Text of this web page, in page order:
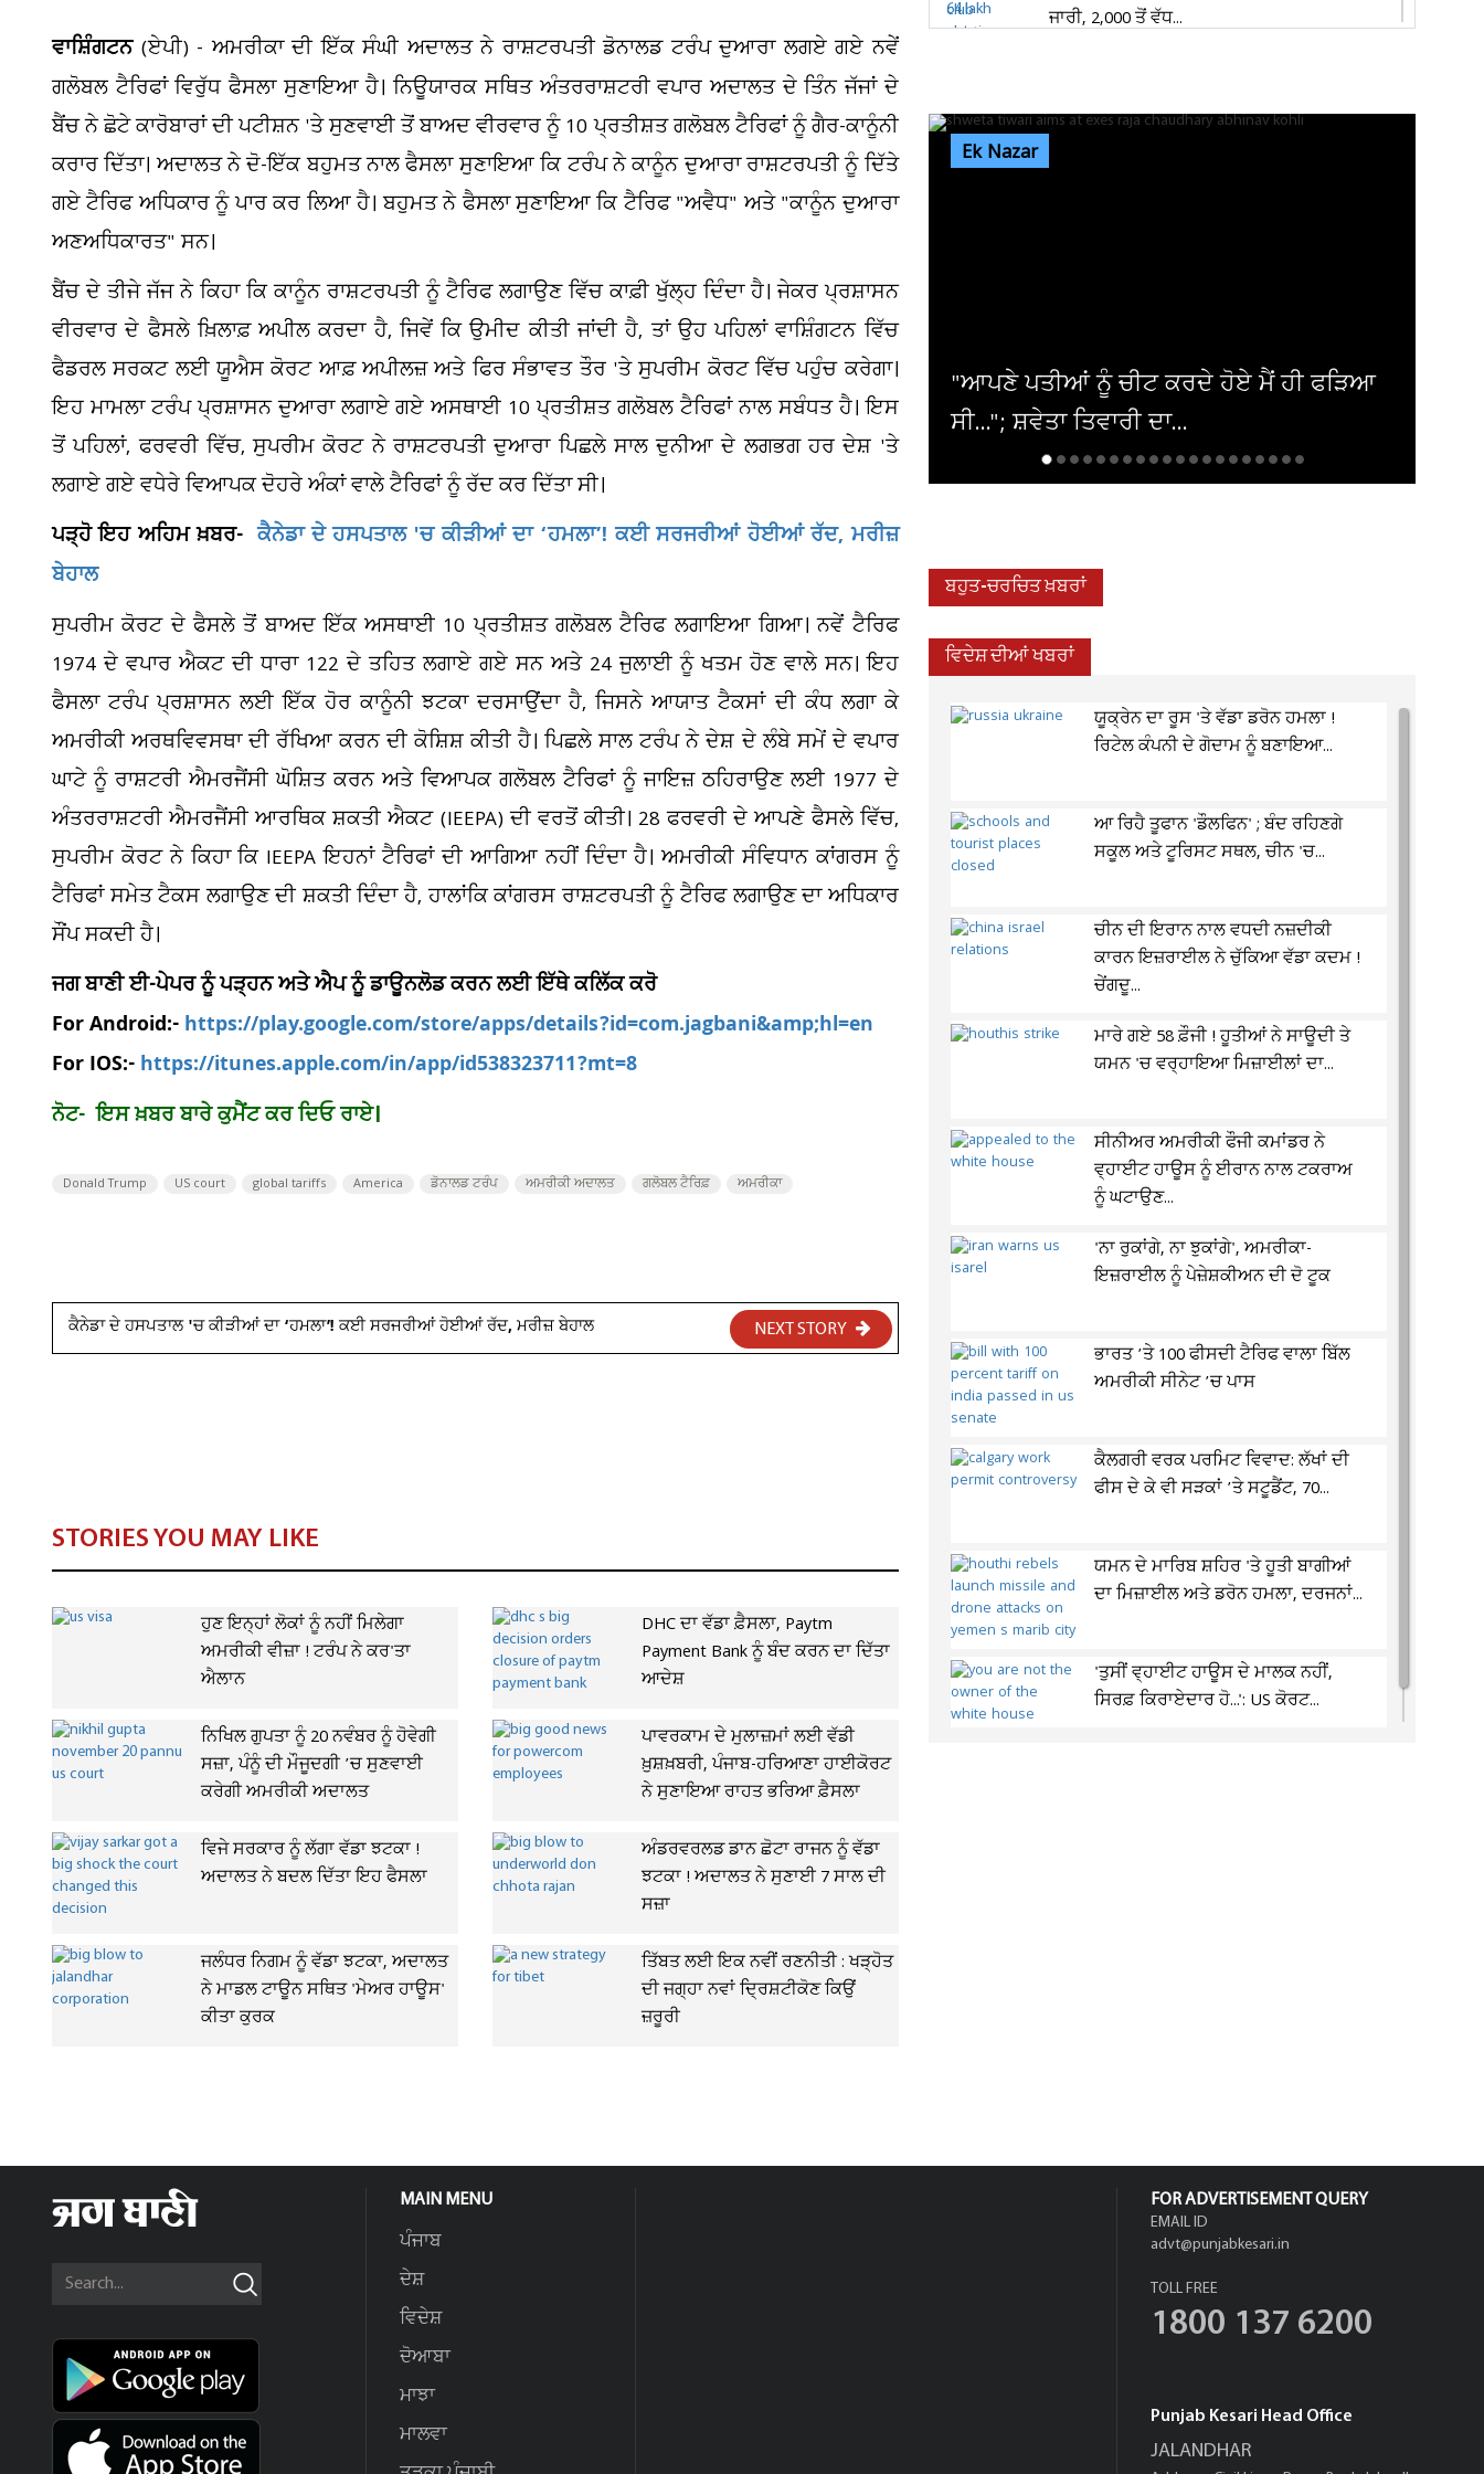
ਵਾਸ਼ਿੰਗਟਨ(ਏਪੀ) - ਅਮਰੀਕਾ ਦੀ ਇੱਕ ਸੰਘੀ ਅਦਾਲਤ ਨੇ ਰਾਸ਼ਟਰਪਤੀ ਡੋਨਾਲਡ ਟਰੰਪ ਦੁਆਰਾ ਲਗਏ ਗਏ ਨਵੇਂ
ਗਲੋਬਲ ਟੈਰਿਫਾਂ ਵਿਰੁੱਧ ਫੈਸਲਾ ਸੁਣਾਇਆ ਹੈ। ਨਿਊਯਾਰਕ ਸਥਿਤ ਅੰਤਰਰਾਸ਼ਟਰੀ ਵਪਾਰ ਅਦਾਲਤ ਦੇ ਤਿੰਨ ਜੱਜਾਂ ਦੇ
ਬੈਂਚ ਨੇ ਛੋਟੇ ਕਾਰੋਬਾਰਾਂ ਦੀ ਪਟੀਸ਼ਨ 'ਤੇ ਸੁਣਵਾਈ ਤੋਂ ਬਾਅਦ ਵੀਰਵਾਰ ਨੂੰ 10 ਪ੍ਰਤੀਸ਼ਤ ਗਲੋਬਲ ਟੈਰਿਫਾਂ ਨੂੰ ਗੈਰ-ਕਾਨੂੰਨੀ
ਕਰਾਰ ਦਿੱਤਾ। ਅਦਾਲਤ ਨੇ ਦੋ-ਇੱਕ ਬਹੁਮਤ ਨਾਲ ਫੈਸਲਾ ਸੁਣਾਇਆ ਕਿ ਟਰੰਪ ਨੇ ਕਾਨੂੰਨ ਦੁਆਰਾ ਰਾਸ਼ਟਰਪਤੀ ਨੂੰ ਦਿੱਤੇ
ਗਏ ਟੈਰਿਫ ਅਧਿਕਾਰ ਨੂੰ ਪਾਰ ਕਰ ਲਿਆ ਹੈ। ਬਹੁਮਤ ਨੇ ਫੈਸਲਾ ਸੁਣਾਇਆ ਕਿ ਟੈਰਿਫ "ਅਵੈਧ" ਅਤੇ "ਕਾਨੂੰਨ ਦੁਆਰਾ
ਅਣਅਧਿਕਾਰਤ" ਸਨ।
ਬੈਂਚ ਦੇ ਤੀਜੇ ਜੱਜ ਨੇ ਕਿਹਾ ਕਿ ਕਾਨੂੰਨ ਰਾਸ਼ਟਰਪਤੀ ਨੂੰ ਟੈਰਿਫ ਲਗਾਉਣ ਵਿੱਚ ਕਾਫ਼ੀ ਖੁੱਲ੍ਹ ਦਿੰਦਾ ਹੈ। ਜੇਕਰ ਪ੍ਰਸ਼ਾਸਨ
ਵੀਰਵਾਰ ਦੇ ਫੈਸਲੇ ਖ਼ਿਲਾਫ਼ ਅਪੀਲ ਕਰਦਾ ਹੈ, ਜਿਵੇਂ ਕਿ ਉਮੀਦ ਕੀਤੀ ਜਾਂਦੀ ਹੈ, ਤਾਂ ਉਹ ਪਹਿਲਾਂ ਵਾਸ਼ਿੰਗਟਨ ਵਿੱਚ
ਫੈਡਰਲ ਸਰਕਟ ਲਈ ਯੂਐਸ ਕੋਰਟ ਆਫ਼ ਅਪੀਲਜ਼ ਅਤੇ ਫਿਰ ਸੰਭਾਵਤ ਤੌਰ 'ਤੇ ਸੁਪਰੀਮ ਕੋਰਟ ਵਿੱਚ ਪਹੁੰਚ ਕਰੇਗਾ।
ਇਹ ਮਾਮਲਾ ਟਰੰਪ ਪ੍ਰਸ਼ਾਸਨ ਦੁਆਰਾ ਲਗਾਏ ਗਏ ਅਸਥਾਈ 10 ਪ੍ਰਤੀਸ਼ਤ ਗਲੋਬਲ ਟੈਰਿਫਾਂ ਨਾਲ ਸਬੰਧਤ ਹੈ। ਇਸ
ਤੋਂ ਪਹਿਲਾਂ, ਫਰਵਰੀ ਵਿੱਚ, ਸੁਪਰੀਮ ਕੋਰਟ ਨੇ ਰਾਸ਼ਟਰਪਤੀ ਦੁਆਰਾ ਪਿਛਲੇ ਸਾਲ ਦੁਨੀਆ ਦੇ ਲਗਭਗ ਹਰ ਦੇਸ਼ 'ਤੇ
ਲਗਾਏ ਗਏ ਵਧੇਰੇ ਵਿਆਪਕ ਦੋਹਰੇ ਅੰਕਾਂ ਵਾਲੇ ਟੈਰਿਫਾਂ ਨੂੰ ਰੱਦ ਕਰ ਦਿੱਤਾ ਸੀ।
ਪੜ੍ਹੋ ਇਹ ਅਹਿਮ ਖ਼ਬਰ- ਕੈਨੇਡਾ ਦੇ ਹਸਪਤਾਲ 'ਚ ਕੀੜੀਆਂ ਦਾ ‘ਹਮਲਾ’! ਕਈ ਸਰਜਰੀਆਂ ਹੋਈਆਂ ਰੱਦ, ਮਰੀਜ਼
ਬੇਹਾਲ
ਸੁਪਰੀਮ ਕੋਰਟ ਦੇ ਫੈਸਲੇ ਤੋਂ ਬਾਅਦ ਇੱਕ ਅਸਥਾਈ 10 ਪ੍ਰਤੀਸ਼ਤ ਗਲੋਬਲ ਟੈਰਿਫ ਲਗਾਇਆ ਗਿਆ। ਨਵੇਂ ਟੈਰਿਫ
1974 ਦੇ ਵਪਾਰ ਐਕਟ ਦੀ ਧਾਰਾ 122 ਦੇ ਤਹਿਤ ਲਗਾਏ ਗਏ ਸਨ ਅਤੇ 24 ਜੁਲਾਈ ਨੂੰ ਖਤਮ ਹੋਣ ਵਾਲੇ ਸਨ। ਇਹ
ਫੈਸਲਾ ਟਰੰਪ ਪ੍ਰਸ਼ਾਸਨ ਲਈ ਇੱਕ ਹੋਰ ਕਾਨੂੰਨੀ ਝਟਕਾ ਦਰਸਾਉਂਦਾ ਹੈ, ਜਿਸਨੇ ਆਯਾਤ ਟੈਕਸਾਂ ਦੀ ਕੰਧ ਲਗਾ ਕੇ
ਅਮਰੀਕੀ ਅਰਥਵਿਵਸਥਾ ਦੀ ਰੱਖਿਆ ਕਰਨ ਦੀ ਕੋਸ਼ਿਸ਼ ਕੀਤੀ ਹੈ। ਪਿਛਲੇ ਸਾਲ ਟਰੰਪ ਨੇ ਦੇਸ਼ ਦੇ ਲੰਬੇ ਸਮੇਂ ਦੇ ਵਪਾਰ
ਘਾਟੇ ਨੂੰ ਰਾਸ਼ਟਰੀ ਐਮਰਜੈਂਸੀ ਘੋਸ਼ਿਤ ਕਰਨ ਅਤੇ ਵਿਆਪਕ ਗਲੋਬਲ ਟੈਰਿਫਾਂ ਨੂੰ ਜਾਇਜ਼ ਠਹਿਰਾਉਣ ਲਈ 1977 ਦੇ
ਅੰਤਰਰਾਸ਼ਟਰੀ ਐਮਰਜੈਂਸੀ ਆਰਥਿਕ ਸ਼ਕਤੀ ਐਕਟ (IEEPA) ਦੀ ਵਰਤੋਂ ਕੀਤੀ। 28 ਫਰਵਰੀ ਦੇ ਆਪਣੇ ਫੈਸਲੇ ਵਿੱਚ,
ਸੁਪਰੀਮ ਕੋਰਟ ਨੇ ਕਿਹਾ ਕਿ IEEPA ਇਹਨਾਂ ਟੈਰਿਫਾਂ ਦੀ ਆਗਿਆ ਨਹੀਂ ਦਿੰਦਾ ਹੈ। ਅਮਰੀਕੀ ਸੰਵਿਧਾਨ ਕਾਂਗਰਸ ਨੂੰ
ਟੈਰਿਫਾਂ ਸਮੇਤ ਟੈਕਸ ਲਗਾਉਣ ਦੀ ਸ਼ਕਤੀ ਦਿੰਦਾ ਹੈ, ਹਾਲਾਂਕਿ ਕਾਂਗਰਸ ਰਾਸ਼ਟਰਪਤੀ ਨੂੰ ਟੈਰਿਫ ਲਗਾਉਣ ਦਾ ਅਧਿਕਾਰ
ਸੌਂਪ ਸਕਦੀ ਹੈ।
ਜਗ ਬਾਣੀ ਈ-ਪੇਪਰ ਨੂੰ ਪੜ੍ਹਨ ਅਤੇ ਐਪ ਨੂੰ ਡਾਊਨਲੋਡ ਕਰਨ ਲਈ ਇੱਥੇ ਕਲਿੱਕ ਕਰੋ
For Android:-https://play.google.com/store/apps/details?id=com.jagbani&amp;hl=en
For IOS:-https://itunes.apple.com/in/app/id538323711?mt=8
ਨੋਟ- ਇਸ ਖ਼ਬਰ ਬਾਰੇ ਕੁਮੈਂਟ ਕਰ ਦਿਓ ਰਾਏ।
Donald Trump US court global tariffs America ਡੋਨਾਲਡ ਟਰੰਪ ਅਮਰੀਕੀ ਅਦਾਲਤ ਗਲੋਬਲ ਟੈਰਿਫ਼ ਅਮਰੀਕਾ
ਕੈਨੇਡਾ ਦੇ ਹਸਪਤਾਲ 'ਚ ਕੀੜੀਆਂ ਦਾ ‘ਹਮਲਾ’! ਕਈ ਸਰਜਰੀਆਂ ਹੋਈਆਂ ਰੱਦ, ਮਰੀਜ਼ ਬੇਹਾਲ NEXT STORY
STORIES YOU MAY LIKE
ਹੁਣ ਇਨ੍ਹਾਂ ਲੋਕਾਂ ਨੂੰ ਨਹੀਂ ਮਿਲੇਗਾ
ਅਮਰੀਕੀ ਵੀਜ਼ਾ ! ਟਰੰਪ ਨੇ ਕਰ'ਤਾ
ਐਲਾਨ
DHC ਦਾ ਵੱਡਾ ਫ਼ੈਸਲਾ, Paytm
Payment Bank ਨੂੰ ਬੰਦ ਕਰਨ ਦਾ ਦਿੱਤਾ
ਆਦੇਸ਼
ਨਿਖਿਲ ਗੁਪਤਾ ਨੂੰ 20 ਨਵੰਬਰ ਨੂੰ ਹੋਵੇਗੀ
ਸਜ਼ਾ, ਪੰਨੂੰ ਦੀ ਮੌਜੂਦਗੀ ’ਚ ਸੁਣਵਾਈ
ਕਰੇਗੀ ਅਮਰੀਕੀ ਅਦਾਲਤ
ਪਾਵਰਕਾਮ ਦੇ ਮੁਲਾਜ਼ਮਾਂ ਲਈ ਵੱਡੀ
ਖ਼ੁਸ਼ਖ਼ਬਰੀ, ਪੰਜਾਬ-ਹਰਿਆਣਾ ਹਾਈਕੋਰਟ
ਨੇ ਸੁਣਾਇਆ ਰਾਹਤ ਭਰਿਆ ਫ਼ੈਸਲਾ
ਵਿਜੇ ਸਰਕਾਰ ਨੂੰ ਲੱਗਾ ਵੱਡਾ ਝਟਕਾ !
ਅਦਾਲਤ ਨੇ ਬਦਲ ਦਿੱਤਾ ਇਹ ਫੈਸਲਾ
ਅੰਡਰਵਰਲਡ ਡਾਨ ਛੋਟਾ ਰਾਜਨ ਨੂੰ ਵੱਡਾ
ਝਟਕਾ ! ਅਦਾਲਤ ਨੇ ਸੁਣਾਈ 7 ਸਾਲ ਦੀ
ਸਜ਼ਾ
ਜਲੰਧਰ ਨਿਗਮ ਨੂੰ ਵੱਡਾ ਝਟਕਾ, ਅਦਾਲਤ
ਨੇ ਮਾਡਲ ਟਾਊਨ ਸਥਿਤ 'ਮੇਅਰ ਹਾਊਸ'
ਕੀਤਾ ਕੁਰਕ
ਤਿੱਬਤ ਲਈ ਇਕ ਨਵੀਂ ਰਣਨੀਤੀ : ਖੜ੍ਹੋਤ
ਦੀ ਜਗ੍ਹਾ ਨਵਾਂ ਦ੍ਰਿਸ਼ਟੀਕੋਣ ਕਿਉਂ
ਜ਼ਰੂਰੀ
ਜਾਰੀ, 2,000 ਤੋਂ ਵੱਧ...
Ek Nazar
"ਆਪਣੇ ਪਤੀਆਂ ਨੂੰ ਚੀਟ ਕਰਦੇ ਹੋਏ ਮੈਂ ਹੀ ਫੜਿਆ
ਸੀ..."; ਸ਼ਵੇਤਾ ਤਿਵਾਰੀ ਦਾ...
ਬਲੋਚਿਸਤਾਨ ਦੇ ‘ਆਜ਼ਾਦੀ ਦਿਵਸ’ ਦੇ ਐਲਾਨ ’ਤੇ
ਪਾਕਿਸਤਾਨੀ ਸਰਕਾਰ ਤੇ ਫੌਜ ਦੀ ਚੁੱਪ...
ਬਹੁਤ-ਚਰਚਿਤ ਖ਼ਬਰਾਂ
ਵਿਦੇਸ਼ ਦੀਆਂ ਖਬਰਾਂ
ਯੂਕ੍ਰੇਨ ਦਾ ਰੂਸ 'ਤੇ ਵੱਡਾ ਡਰੋਨ ਹਮਲਾ !
ਰਿਟੇਲ ਕੰਪਨੀ ਦੇ ਗੋਦਾਮ ਨੂੰ ਬਣਾਇਆ...
ਆ ਰਿਹੈ ਤੂਫਾਨ 'ਡੌਲਫਿਨ' ; ਬੰਦ ਰਹਿਣਗੇ
ਸਕੂਲ ਅਤੇ ਟੂਰਿਸਟ ਸਥਲ, ਚੀਨ 'ਚ...
ਚੀਨ ਦੀ ਇਰਾਨ ਨਾਲ ਵਧਦੀ ਨਜ਼ਦੀਕੀ
ਕਾਰਨ ਇਜ਼ਰਾਈਲ ਨੇ ਚੁੱਕਿਆ ਵੱਡਾ ਕਦਮ !
ਚੇਂਗਦੂ...
ਮਾਰੇ ਗਏ 58 ਫ਼ੌਜੀ ! ਹੂਤੀਆਂ ਨੇ ਸਾਊਦੀ ਤੇ
ਯਮਨ 'ਚ ਵਰ੍ਹਾਇਆ ਮਿਜ਼ਾਈਲਾਂ ਦਾ...
ਸੀਨੀਅਰ ਅਮਰੀਕੀ ਫੌਜੀ ਕਮਾਂਡਰ ਨੇ
ਵ੍ਹਾਈਟ ਹਾਊਸ ਨੂੰ ਈਰਾਨ ਨਾਲ ਟਕਰਾਅ
ਨੂੰ ਘਟਾਉਣ...
'ਨਾ ਰੁਕਾਂਗੇ, ਨਾ ਝੁਕਾਂਗੇ', ਅਮਰੀਕਾ-
ਇਜ਼ਰਾਈਲ ਨੂੰ ਪੇਜ਼ੇਸ਼ਕੀਅਨ ਦੀ ਦੋ ਟੂਕ
ਭਾਰਤ ’ਤੇ 100 ਫੀਸਦੀ ਟੈਰਿਫ ਵਾਲਾ ਬਿੱਲ
ਅਮਰੀਕੀ ਸੀਨੇਟ ’ਚ ਪਾਸ
ਕੈਲਗਰੀ ਵਰਕ ਪਰਮਿਟ ਵਿਵਾਦ: ਲੱਖਾਂ ਦੀ
ਫੀਸ ਦੇ ਕੇ ਵੀ ਸੜਕਾਂ ’ਤੇ ਸਟੂਡੈਂਟ, 70...
ਯਮਨ ਦੇ ਮਾਰਿਬ ਸ਼ਹਿਰ 'ਤੇ ਹੂਤੀ ਬਾਗੀਆਂ
ਦਾ ਮਿਜ਼ਾਈਲ ਅਤੇ ਡਰੋਨ ਹਮਲਾ, ਦਰਜਨਾਂ...
'ਤੁਸੀਂ ਵ੍ਹਾਈਟ ਹਾਊਸ ਦੇ ਮਾਲਕ ਨਹੀਂ,
ਸਿਰਫ਼ ਕਿਰਾਏਦਾਰ ਹੋ...': US ਕੋਰਟ...
MAIN MENU
ਪੰਜਾਬ
ਦੇਸ਼
ਵਿਦੇਸ਼
ਦੋਆਬਾ
ਮਾਝਾ
ਮਾਲਵਾ
FOR ADVERTISEMENT QUERY
EMAIL ID
advt@punjabkesari.in
TOLL FREE
1800 137 6200
Punjab Kesari Head Office
JALANDHAR